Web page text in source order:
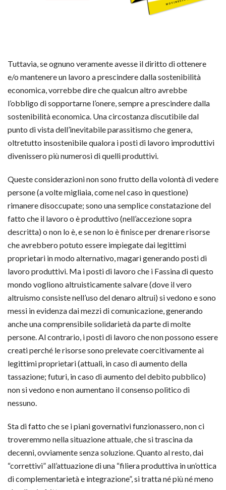
Tuttavia, se ognuno veramente avesse il diritto di ottenere
e/o mantenere un lavoro a prescindere dalla sostenibilità
economica, vorrebbe dire che qualcun altro avrebbe
l’obbligo di sopportarne l’onere, sempre a prescindere dalla
sostenibilità economica. Una circostanza discutibile dal
punto di vista dell’inevitabile parassitismo che genera,
oltretutto insostenibile qualora i posti di lavoro improduttivi
divenissero più numerosi di quelli produttivi.
Queste considerazioni non sono frutto della volontà di vedere
persone (a volte migliaia, come nel caso in questione)
rimanere disoccupate; sono una semplice constatazione del
fatto che il lavoro o è produttivo (nell’accezione sopra
descritta) o non lo è, e se non lo è finisce per drenare risorse
che avrebbero potuto essere impiegate dai legittimi
proprietari in modo alternativo, magari generando posti di
lavoro produttivi. Ma i posti di lavoro che i Fassina di questo
mondo vogliono altruisticamente salvare (dove il vero
altruismo consiste nell’uso del denaro altrui) si vedono e sono
messi in evidenza dai mezzi di comunicazione, generando
anche una comprensibile solidarietà da parte di molte
persone. Al contrario, i posti di lavoro che non possono essere
creati perché le risorse sono prelevate coercitivamente ai
legittimi proprietari (attuali, in caso di aumento della
tassazione; futuri, in caso di aumento del debito pubblico)
non si vedono e non aumentano il consenso politico di
nessuno.
Sta di fatto che se i piani governativi funzionassero, non ci
troveremmo nella situazione attuale, che si trascina da
decenni, ovviamente senza soluzione. Quanto al resto, dai
“correttivi” all’attuazione di una “filiera produttiva in un’ottica
di complementarietà e integrazione”, si tratta né più né meno